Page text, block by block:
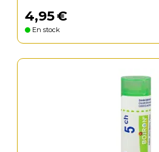
4,95€
En stock